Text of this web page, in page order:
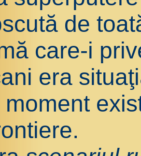
de
care-i
era
moment